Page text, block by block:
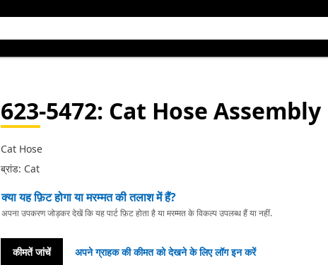
623-5472: Cat Hose Assembly
Cat Hose
ब्रांड: Cat
क्या यह फ़िट होगा या मरम्मत की तलाश में हैं?
अपना उपकरण जोड़कर देखें कि यह पार्ट फ़िट होता है या मरम्मत के विकल्प उपलब्ध हैं या नहीं.
कीमतें जांचें अपने ग्राहक की कीमत को देखने के लिए लॉग इन करें